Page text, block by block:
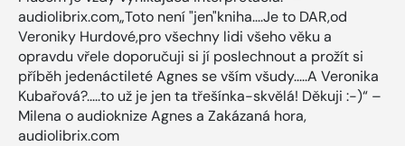
audiolibrix.com„Toto není "jen"kniha....Je to DAR,od
Veroniky Hurdové,pro všechny lidi všeho věku a
opravdu vřele doporučuji si jí poslechnout a prožít si
příběh jedenáctileté Agnes se vším všudy.....A Veronika
Kubařová?.....to už je jen ta třešínka-skvělá! Děkuji :-)“ –
Milena o audioknize Agnes a Zakázaná hora,
audiolibrix.com